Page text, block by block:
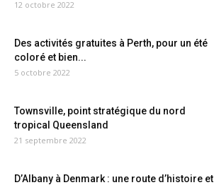
12 octobre 2022
Des activités gratuites à Perth, pour un été
coloré et bien...
5 octobre 2022
Townsville, point stratégique du nord
tropical Queensland
21 septembre 2022
D’Albany à Denmark : une route d’histoire et